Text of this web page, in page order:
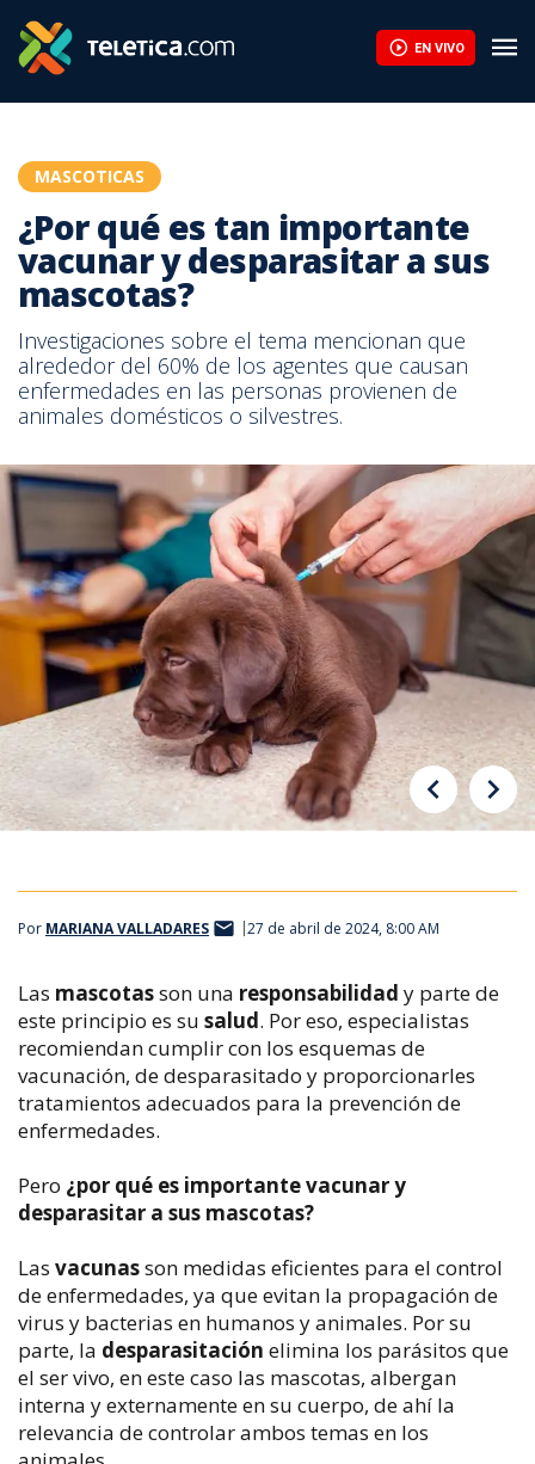
EN VIVO
MASCOTICAS
¿Por qué es tan importante
vacunar y desparasitar a sus
mascotas?
Investigaciones sobre el tema mencionan que
alrededor del 60% de los agentes que causan
enfermedades en las personas provienen de
animales domésticos o silvestres.
Por MARIANA VALLADARES 27 de abril de 2024, 8:00 AM
Las mascotasson una responsabilidad y parte de
este principio es su salud. Por eso, especialistas
recomiendan cumplir con los esquemas de
vacunación, de desparasitado y proporcionarles
tratamientos adecuados para la prevención de
enfermedades.
Pero ¿por qué es importante vacunar y
desparasitar a sus mascotas?
Las vacunasson medidas eficientes para el control
de enfermedades, ya que evitan la propagación de
virus y bacterias en humanos y animales. Por su
parte, la desparasitación elimina los parásitos que
el ser vivo, en este caso las mascotas, albergan
interna y externamente en su cuerpo, de ahí la
relevancia de controlar ambos temas en los